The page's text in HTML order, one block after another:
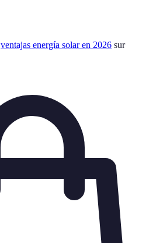
ventajas energía solar en 2026 sur